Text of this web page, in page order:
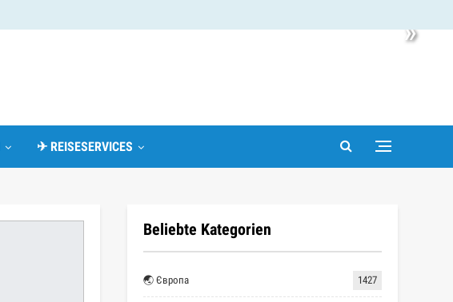
»
✈ REISESERVICES
Beliebte Kategorien
🌏 Європа 1427